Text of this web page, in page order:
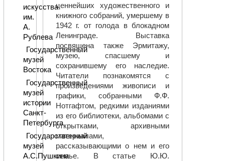
ценнейших художественного и
книжного собраний, умершему в
1942 г. от голода в блокадном
Ленинграде. Выставка
посвящена также Эрмитажу,
музею, спасшему и
сохранившему его наследие.
Читатели познакомятся с
произведениями живописи и
графики, собранными Ф.Ф.
Нотгафтом, редкими изданиями
из его библиотеки, альбомами с
открытками, архивными
материалами,
рассказывающими о нем и его
семье. В статье Ю.Ю.
искусства
им.
А.
Рублева
Государственный
музей
Востока
Государственный
музей
истории
Санкт-
Петербурга
Государственный
музей
А.С.Пушкина